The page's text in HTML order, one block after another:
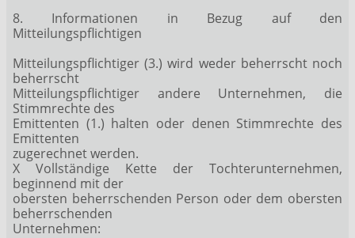
8. Informationen in Bezug auf den
Mitteilungspflichtigen
Mitteilungspflichtiger (3.) wird weder beherrscht noch
beherrscht
Mitteilungspflichtiger andere Unternehmen, die
Stimmrechte des
Emittenten (1.) halten oder denen Stimmrechte des
Emittenten
zugerechnet werden.
X Vollständige Kette der Tochterunternehmen,
beginnend mit der
obersten beherrschenden Person oder dem obersten
beherrschenden
Unternehmen: